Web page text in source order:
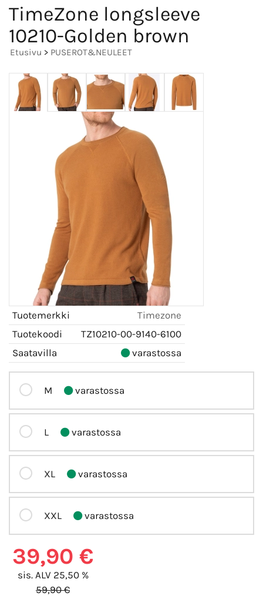
TimeZone longsleeve
10210-Golden brown
Etusivu > PUSEROT&NEULEET
Tuotemerkki
Timezone
Tuotekoodi
TZ10210-00-9140-6100
Saatavilla
varastossa
M varastossa
L varastossa
XL varastossa
XXL varastossa
39,90 €
sis. ALV 25,50 %
59,90 €